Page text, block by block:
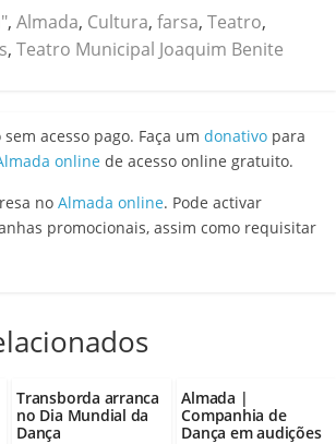
, Almada, Cultura, farsa, Teatro,
, Teatro Municipal Joaquim Benite
acesso pago. Faça um donativo para
online de acesso online gratuito.
no Almada online. Pode activar
promocionais, assim como requisitar
Transborda arranca
no Dia Mundial da
Dança
Almada |
Companhia de
Dança em audições